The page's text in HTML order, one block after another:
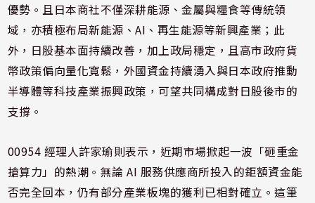
優勢。且日本商社不僅深耕能源、金屬與糧食等傳統領
域，亦積極布局新能源、AI、再生能源等新興產業；此
外，日股基本面持續改善，加上政局穩定，且高市政府貨
幣政策偏向量化寬鬆，外國資金持續湧入與日本政府推動
半導體等科技產業振興政策，可望共同構成對日股後市的
支撐。
00954 經理人許家瑜則表示，近期市場掀起一波「砸重金
搶算力」的熱潮。無論 AI 服務供應商所投入的鉅額資金能
否完全回本，仍有部分產業板塊的獲利已相對確立。這筆